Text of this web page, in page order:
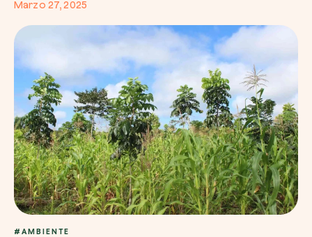
Marzo 27, 2025
#AMBIENTE